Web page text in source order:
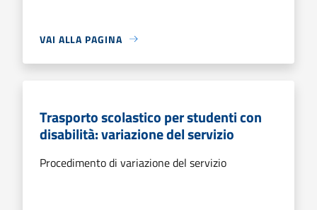
VAI ALLA PAGINA
Trasporto scolastico per studenti con
disabilità: variazione del servizio
Procedimento di variazione del servizio